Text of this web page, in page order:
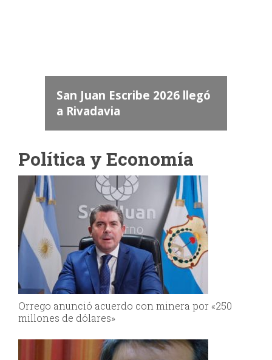
San Juan Escribe 2026 llegó
a Rivadavia
Política y Economía
Orrego anunció acuerdo con minera por «250
millones de dólares»